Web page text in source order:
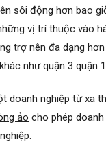
sôi động hơn bao
vị trí thuộc vào
trợ nên đa dạng
như quận 3 quận
doanh nghiệp từ xa
ảo cho phép